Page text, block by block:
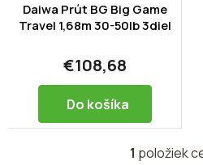
Daiwa Prút BG Big Game
Travel 1,68m 30-50lb 3diel
€108,68
Do košíka
O
1 položiek